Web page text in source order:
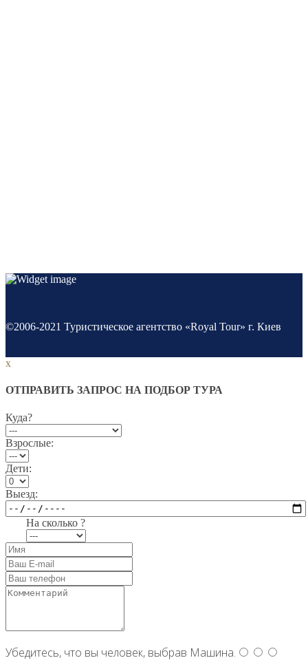
©2006-2021 Туристическое агентство «Royal Tour» г. Киев
x
ОТПРАВИТЬ ЗАПРОС НА ПОДБОР ТУРА
Куда?
Взрослые:
Дети:
Выезд:
На сколько ?
Убедитесь, что вы человек, выбрав Машина.